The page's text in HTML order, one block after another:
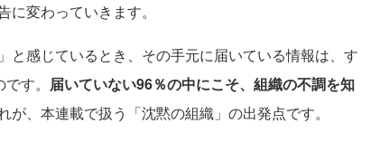
に変わっていきます。
と感じているとき、その手元に届いている情報は、す
す。 届いていない96％の中にこそ、組織の不調を知
が、本連載で扱う「沈黙の組織」の出発点です。